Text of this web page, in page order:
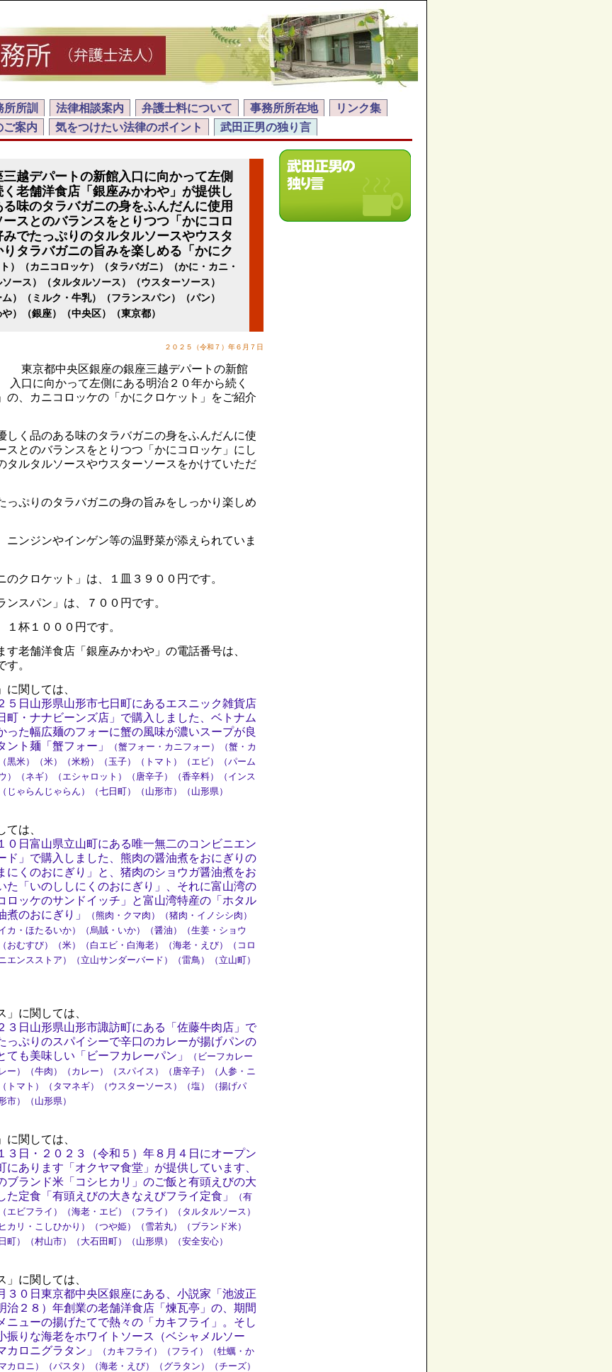
所所訓 法律相談案内 弁護士料について 事務所所在地
リンク集
ご案内 気をつけたい法律のポイント 武田正男の独り言
越デパートの新館入口に向かって左側
老舗洋食店「銀座みかわや」が提供し
味のタラバガニの身をふんだんに使用
スとのバランスをとりつつ「かにコロ
でたっぷりのタルタルソースやウスタ
タラバガニの旨みを楽しめる「かにク
ト）（カニコロッケ）（タラバガニ）（かに・カニ・
ース）（タルタルソース）（ウスターソース）
）（ミルク・牛乳）（フランスパン）（パン）
）（銀座）（中央区）（東京都）
２０２５（令和７）年６月７日
東京都中央区銀座の銀座三越デパートの新館
入口に向かって左側にある明治２０年から続く
の、カニコロッケの「かにクロケット」をご紹介
しく品のある味のタラバガニの身をふんだんに使
スとのバランスをとりつつ「かにコロッケ」にし
タルタルソースやウスターソースをかけていただ
っぷりのタラバガニの身の旨みをしっかり楽しめ
ニンジンやインゲン等の温野菜が添えられていま
のクロケット」は、１皿３９００円です。
スパン」は、７００円です。
杯１０００円です。
老舗洋食店「銀座みかわや」の電話番号は、
。
関しては、
５日山形県山形市七日町にあるエスニック雑貨店
・ナナビーンズ店」で購入しました、ベトナム
った幅広麺のフォーに蟹の風味が濃いスープが良
ント麺「蟹フォー」
（蟹フォー・カニフォー）（蟹・カ
黒米）（米）（米粉）（玉子）（トマト）（エビ）（パーム
）（ネギ）（エシャロット）（唐辛子）（香辛料）（インス
じゃらんじゃらん）（七日町）（山形市）（山形県）
ては、
０日富山県立山町にある唯一無二のコンビニエン
ド」で購入しました、熊肉の醤油煮をおにぎりの
にくのおにぎり」と、猪肉のショウガ醤油煮をお
た「いのししにくのおにぎり」、それに富山湾の
ロッケのサンドイッチ」と富山湾特産の「ホタル
のおにぎり」
（熊肉・クマ肉）（猪肉・イノシシ肉）
カ・ほたるいか）（烏賊・いか）（醤油）（生姜・ショウ
おむすび）（米）（白エビ・白海老）（海老・えび）（コロ
エンスストア）（立山サンダーバード）（雷鳥）（立山町）
に関しては、
３日山形県山形市諏訪町にある「佐藤牛肉店」で
っぷりのスパイシーで辛口のカレーが揚げパンの
も美味しい「ビーフカレーパン」
（ビーフカレー
ー）（牛肉）（カレー）（スパイス）（唐辛子）（人参・ニ
トマト）（タマネギ）（ウスターソース）（塩）（揚げパ
市）（山形県）
関しては、
３日・２０２３（令和５）年８月４日にオープン
にあります「オクヤマ食堂」が提供しています、
ブランド米「コシヒカリ」のご飯と有頭えびの大
た定食「有頭えびの大きなえびフライ定食」
（有
エビフライ）（海老・エビ）（フライ）（タルタルソース）
カリ・こしひかり）（つや姫）（雪若丸）（ブランド米）
町）（村山市）（大石田町）（山形県）（安全安心）
」に関しては、
３０日東京都中央区銀座にある、小説家「池波正
治２８）年創業の老舗洋食店「煉瓦亭」の、期間
ニューの揚げたてで熱々の「カキフライ」。そし
振りな海老をホワイトソース（ベシャメルソー
カロニグラタン」
（カキフライ）（フライ）（牡蠣・か
カロニ）（パスタ）（海老・えび）（グラタン）（チーズ）